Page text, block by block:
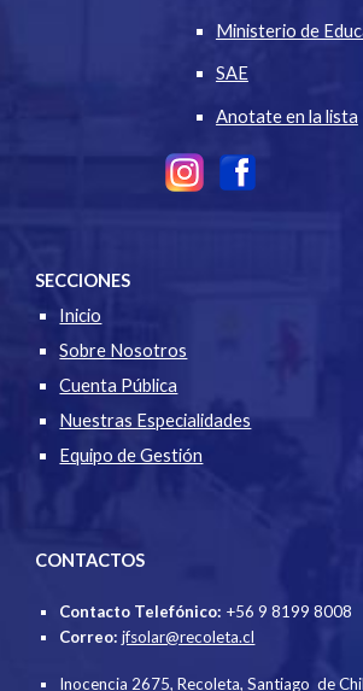
Ministerio de
SAE
Anotate en la lista
SECCIONES
Inicio
Sobre Nosotros
Cuenta Pública
Nuestras Especialidades
Equipo de Gestión
CONTACTOS
Contacto Telefónico: +56 9 8199 8008
Correo: jfsolar@recoleta.cl
Inocencia 2675, Recoleta, Santiago de